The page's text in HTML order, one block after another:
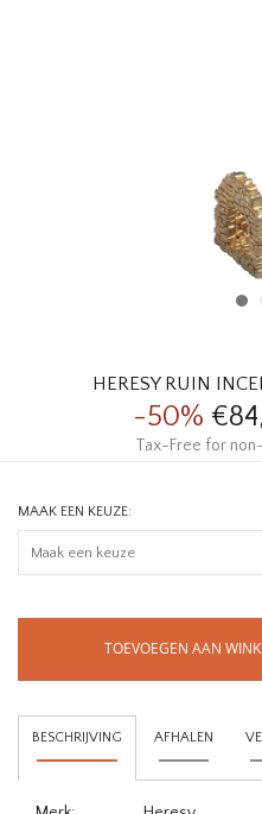
HERESY RUIN
-50%
Tax-Free for
MAAK EEN KEUZE:
TOEVOEGEN AAN
BESCHRIJVING AFHALEN